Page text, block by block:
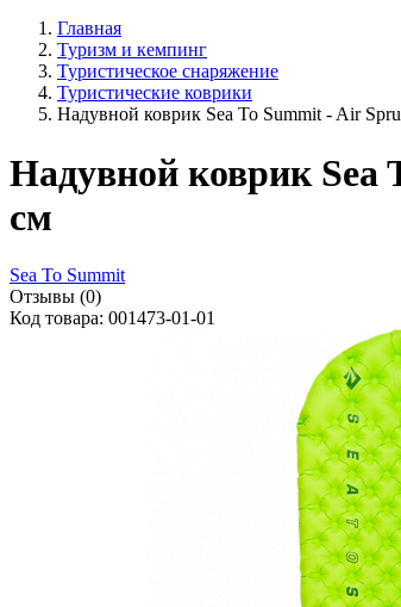
Главная
Туризм и кемпинг
Туристическое снаряжение
Туристические коврики
Надувной коврик Sea To Summit - Air
Надувной коврик
см
Sea To Summit
Отзывы (0)
Код товара: 001473-01-01